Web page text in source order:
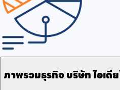
ภาพรวมธุรกิจบริษัท ไอเดี